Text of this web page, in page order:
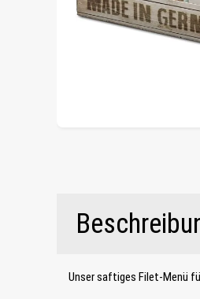
Unser saftiges Filet-Menü